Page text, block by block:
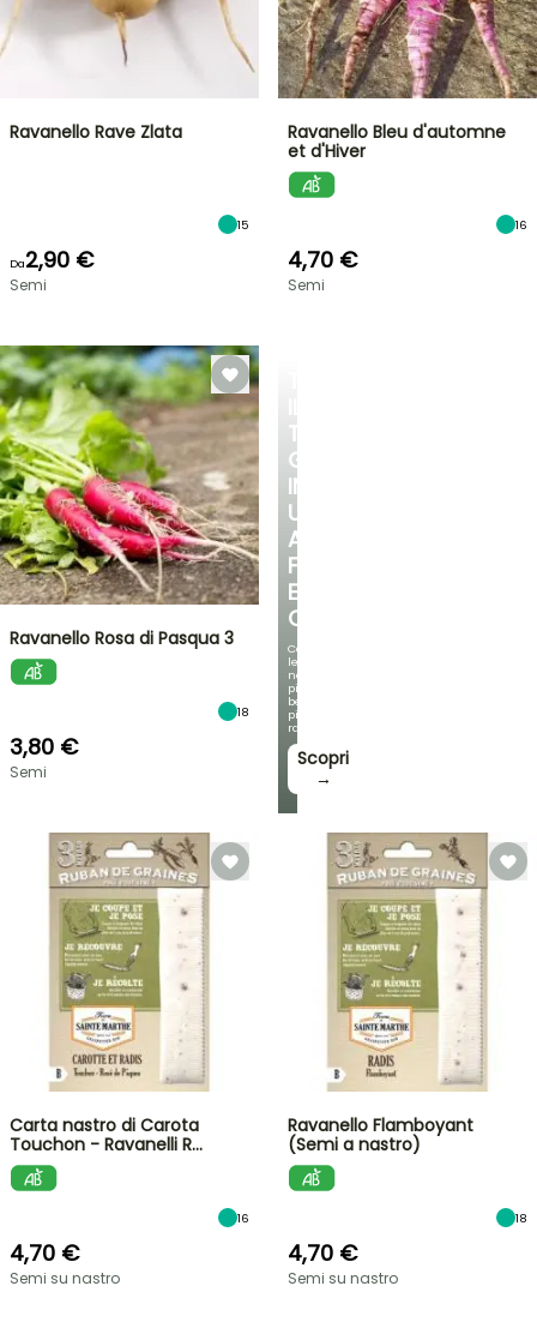
TUO
GIARDINO
IN
UN
ANGOLO
FRESCO
E
OMBREGGIATO
Con
le
nostre
più
belle
piante
rampicanti
Scopri
→
Ravanello Rave Zlata
15
Da2,90 €
Semi
Ravanello Bleu d'automne
et d'Hiver
16
4,70 €
Semi
Ravanello Rosa di Pasqua 3
18
3,80 €
Semi
Carta nastro di Carota
Touchon - Ravanelli R…
16
4,70 €
Semi su nastro
Ravanello Flamboyant
(Semi a nastro)
18
4,70 €
Semi su nastro